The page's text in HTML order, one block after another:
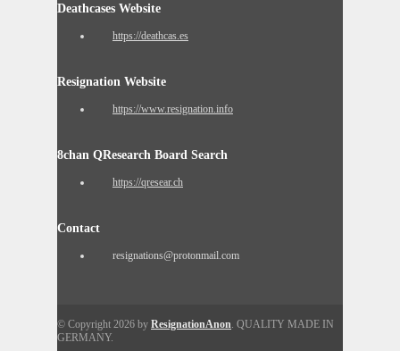
Deathcases Website
https://deathcas.es
Resignation Website
https://www.resignation.info
8chan QResearch Board Search
https://qresear.ch
Contact
resignations@protonmail.com
© Copyright 2026 by ResignationAnon. QUALITY MADE IN
GERMANY.